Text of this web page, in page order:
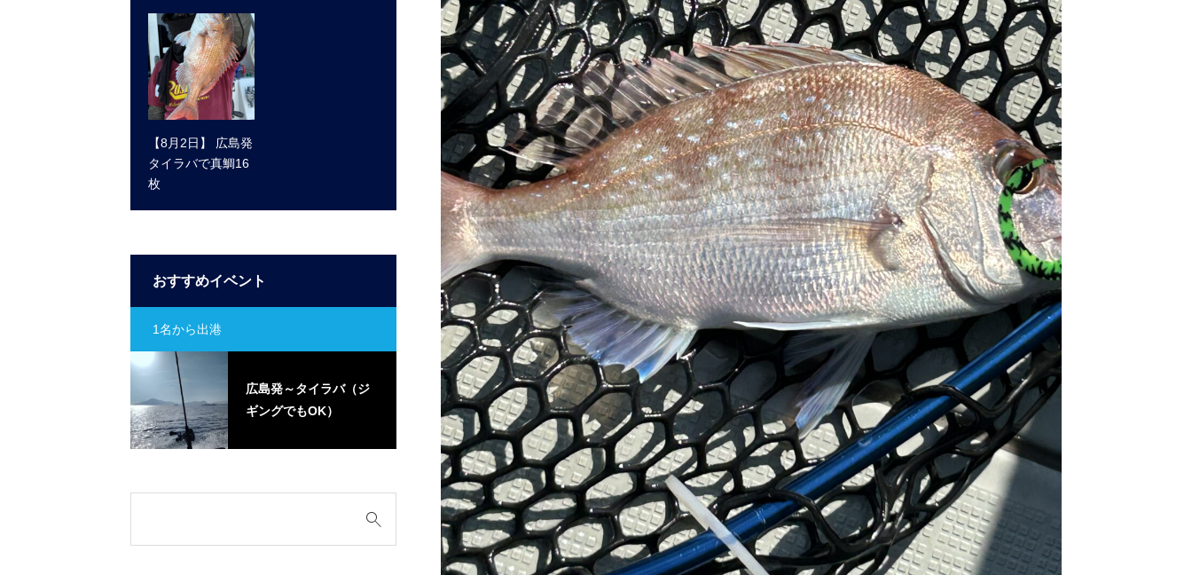
【8月2日】 広島発
タイラバで真鯛16
枚
おすすめイベント
1名から出港
広島発～タイラバ（ジ
ギングでもOK）
1名から出港
広島発～タイラバ（ジ
ギングでもOK）
1名から出港
広島発～タイラバ（ジ
ギングでもOK）